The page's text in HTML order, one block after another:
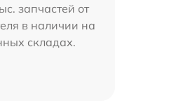
запчастей от
в наличии на
складах.